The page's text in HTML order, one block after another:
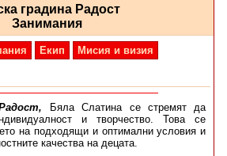
градина Радост
Занимания
Екип
Мисия и визия
Бяла Слатина се стремят да
и творчество. Това се
на подходящи и оптимални условия и
качества на децата.